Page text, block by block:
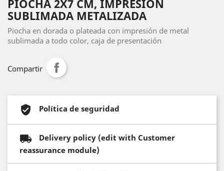
PIOCHA 2X7 CM, IMPRESIÓN
SUBLIMADA METALIZADA
Piocha en dorada o plateada con impresión de metal
sublimada a todo color, caja de presentación
Compartir
Política de seguridad
Delivery policy (edit with Customer
reassurance module)